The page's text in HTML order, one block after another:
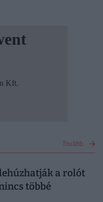
Tovább
a rolót
többé